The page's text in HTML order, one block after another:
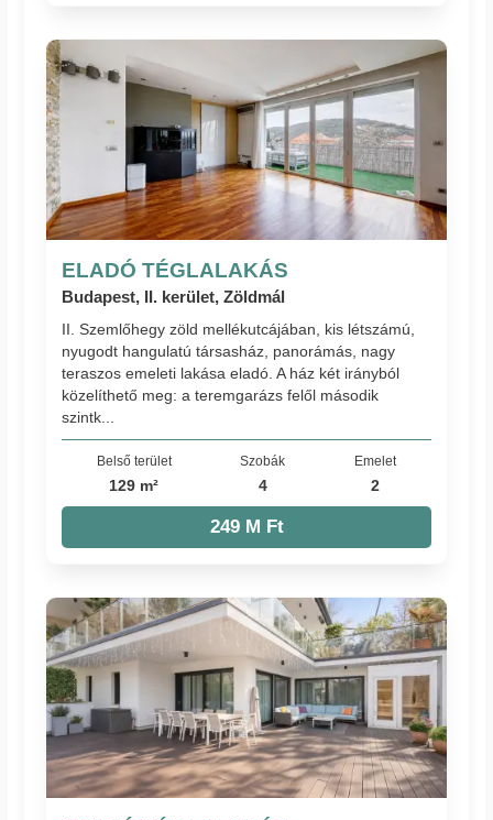
ELADÓ TÉGLALAKÁS
Budapest, II. kerület, Zöldmál
II. Szemlőhegy zöld mellékutcájában, kis létszámú,
nyugodt hangulatú társasház, panorámás, nagy
teraszos emeleti lakása eladó. A ház két irányból
közelíthető meg: a teremgarázs felől második
szintk...
Belső terület
129 m²
Szobák
4
Emelet
2
249 M Ft